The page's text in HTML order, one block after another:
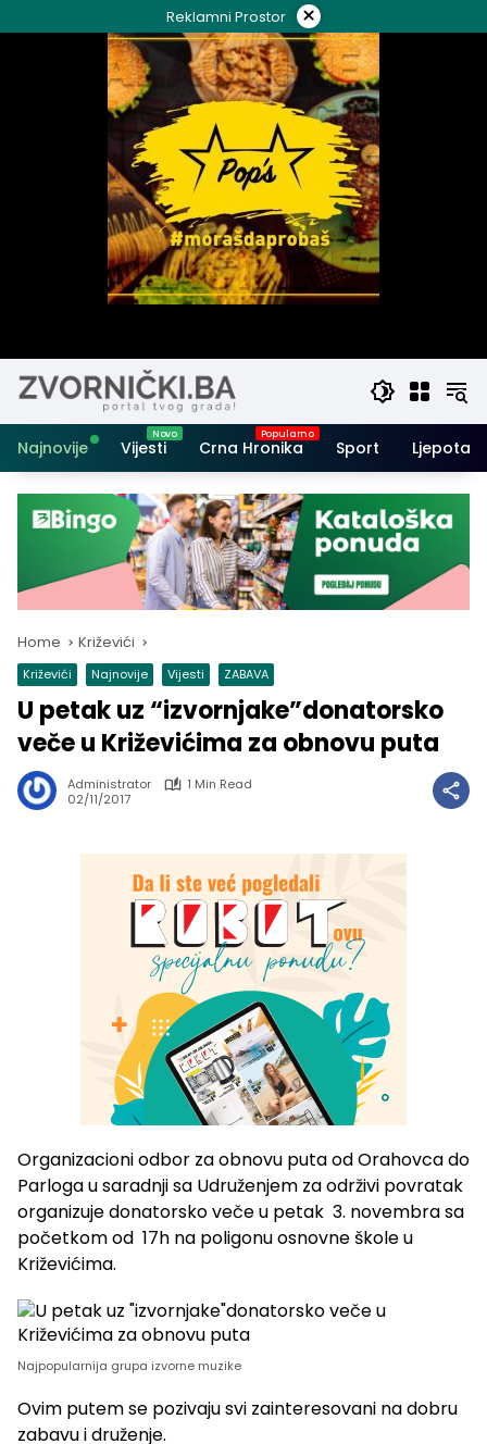
to
Reklamni Prostor ×
Najnovije Vijesti Crna Hronika Sport Ljepota i
Home Križevići
Križevići Najnovije Vijesti ZABAVA
U petak uz “izvornjake”donatorsko
veče u Križevićima za obnovu puta
Administrator
1 Min Read
02/11/2017
Organizacioni odbor za obnovu puta od Orahovca do
Parloga u saradnji sa Udruženjem za održivi povratak
organizuje donatorsko veče u petak 3. novembra sa
početkom od 17h na poligonu osnovne škole u
Križevićima.
Najpopularnija grupa izvorne muzike
Ovim putem se pozivaju svi zainteresovani na dobru
zabavu i druženje.